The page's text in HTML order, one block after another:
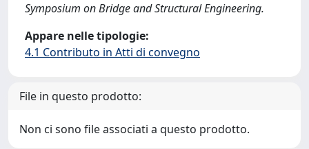
Symposium on Bridge and Structural Engineering.
Appare nelle tipologie:
4.1 Contributo in Atti di convegno
File in questo prodotto:
Non ci sono file associati a questo prodotto.